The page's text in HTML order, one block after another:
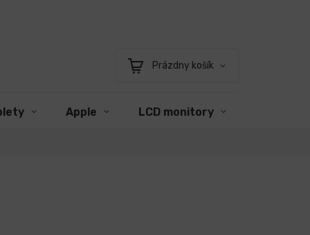
Nákupný
Prázdny košík
Apple LCD monitory